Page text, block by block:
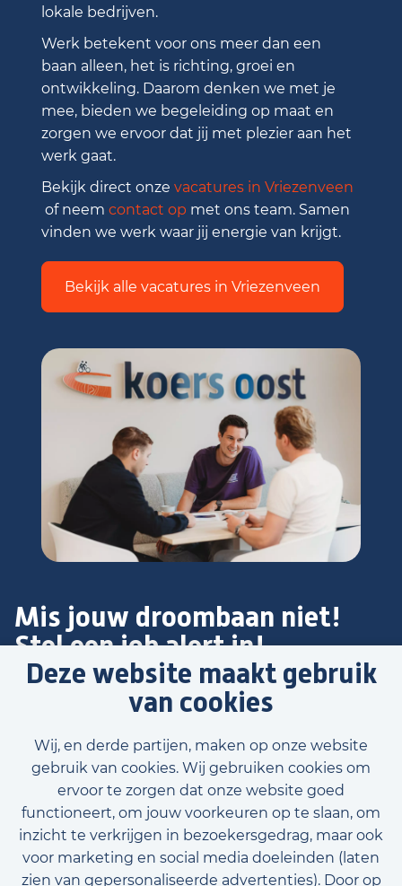
Deze website maakt gebruik
van cookies
Wij, en derde partijen, maken op onze website
gebruik van cookies. Wij gebruiken cookies om
ervoor te zorgen dat onze website goed
functioneert, om jouw voorkeuren op te slaan, om
inzicht te verkrijgen in bezoekersgedrag, maar ook
voor marketing en social media doeleinden (laten
zien van gepersonaliseerde advertenties). Door op
lokale bedrijven.
Werk betekent voor ons meer dan een
baan alleen, het is richting, groei en
ontwikkeling. Daarom denken we met je
mee, bieden we begeleiding op maat en
zorgen we ervoor dat jij met plezier aan het
werk gaat.
Bekijk direct onze vacatures in Vriezenveen
of neem contact op met ons team. Samen
vinden we werk waar jij energie van krijgt.
Bekijk alle vacatures in Vriezenveen
Mis jouw droombaan niet!
Stel een job alert in!
Blijf op de hoogte van nieuwe en relevante
vacatures! Laat je gegevens achter en wij houden je
Stel job alert in